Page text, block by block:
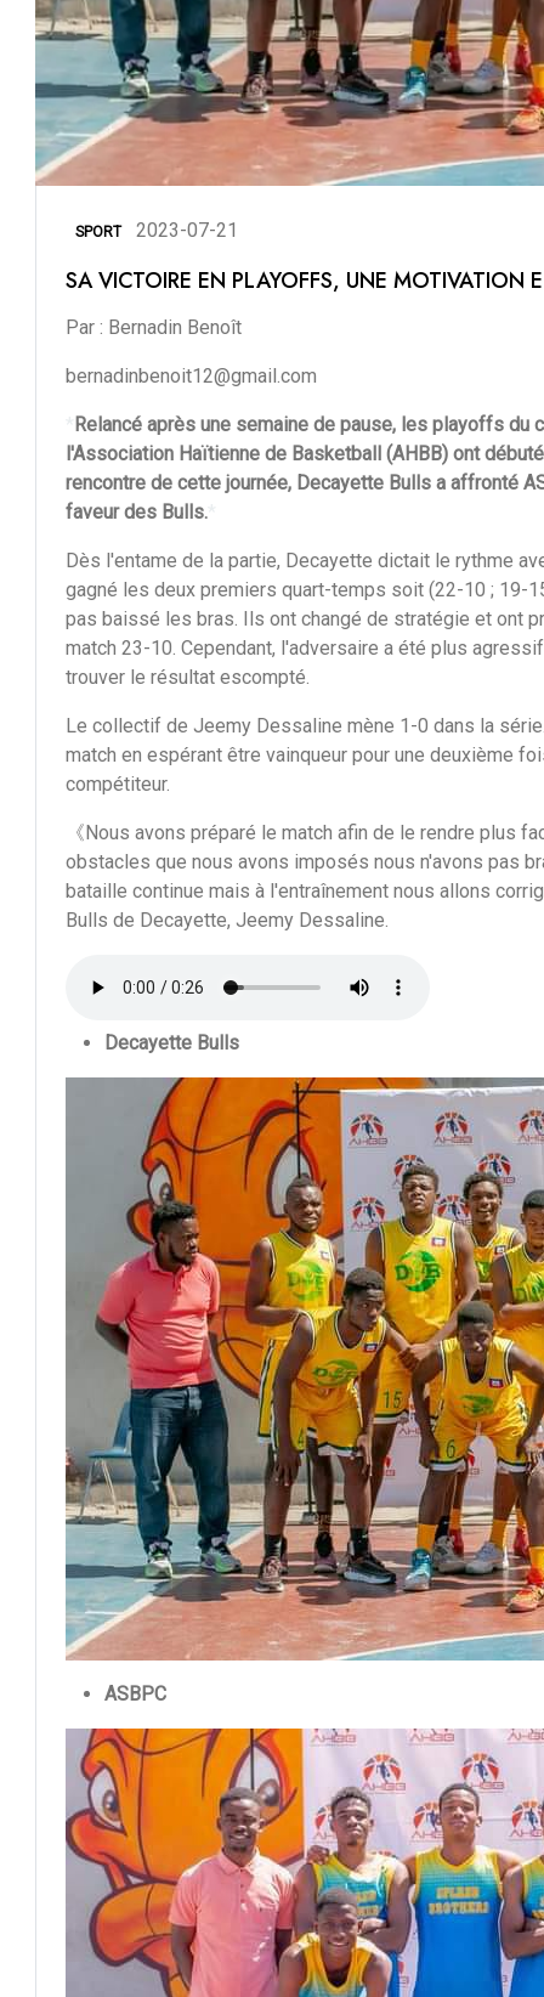
SPORT 2023-07-21
SA VICTOIRE EN PLAYOFFS, UNE MOTIVATION
Par : Bernadin Benoît
bernadinbenoit12@gmail.com
Relancé après une semaine de pause, les playoffs du
l'Association Haïtienne de Basketball (AHBB) ont
rencontre de cette journée, Decayette Bulls a affronté
faveur des Bulls.
Dès l'entame de la partie, Decayette dictait le rythme
gagné les deux premiers quart-temps soit (22-10 ; 19-
pas baissé les bras. Ils ont changé de stratégie et ont
match 23-10. Cependant, l'adversaire a été plus
trouver le résultat escompté.
Le collectif de Jeemy Dessaline mène 1-0 dans la
match en espérant être vainqueur pour une deuxième
compétiteur.
《Nous avons préparé le match afin de le rendre plus
obstacles que nous avons imposés nous n'avons pas
bataille continue mais à l'entraînement nous allons
Bulls de Decayette, Jeemy Dessaline.
Decayette Bulls
ASBPC